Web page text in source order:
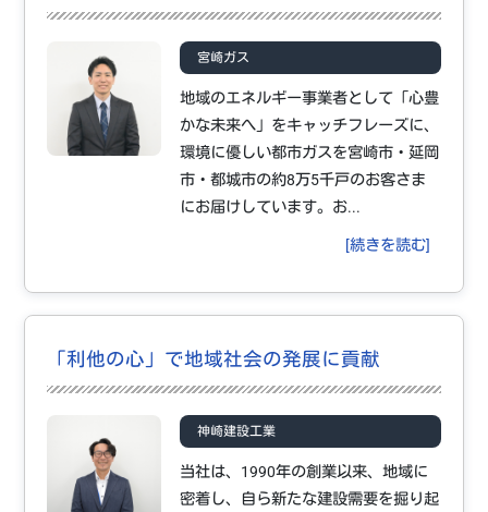
宮崎ガス
地域のエネルギー事業者として「心豊
かな未来へ」をキャッチフレーズに、
環境に優しい都市ガスを宮崎市・延岡
市・都城市の約8万5千戸のお客さま
にお届けしています。お...
[続きを読む]
「利他の心」で地域社会の発展に貢献
神崎建設工業
当社は、1990年の創業以来、地域に
密着し、自ら新たな建設需要を掘り起